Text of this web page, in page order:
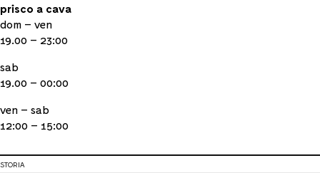
prisco a cava
dom – ven
19.00 – 23:00
sab
19.00 – 00:00
ven – sab
12:00 – 15:00
STORIA